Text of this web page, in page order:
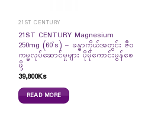
21ST CENTURY
21ST CENTURY Magnesium
250mg (60`s) – ခန္ဓာကိုယ်အတွင်း ဇီဝ
ကမ္မလုပ်ဆောင်မှုများ ပိုမိုကောင်းမွန်စေ
ဖို့
39,800Ks
READ MORE